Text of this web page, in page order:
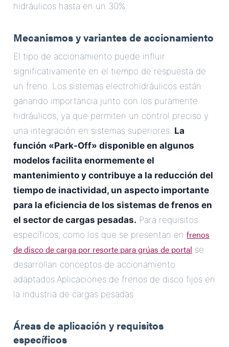
hidráulicos hasta en un 30%.
Mecanismos y variantes de accionamiento
El tipo de accionamiento puede influir
significativamente en el tiempo de respuesta de
un freno. Los sistemas electrohidráulicos están
ganando importancia junto con los puramente
hidráulicos, ya que permiten un control preciso y
una integración en sistemas superiores. La
función «Park-Off» disponible en algunos
modelos facilita enormemente el
mantenimiento y contribuye a la reducción del
tiempo de inactividad, un aspecto importante
para la eficiencia de los sistemas de frenos en
el sector de cargas pesadas. Para requisitos
específicos, como los que se presentan en frenos
de disco de carga por resorte para grúas de portal se
desarrollan conceptos de accionamiento
adaptados.Aplicaciones de frenos de disco fijos en
la industria de cargas pesadas
Áreas de aplicación y requisitos
específicos